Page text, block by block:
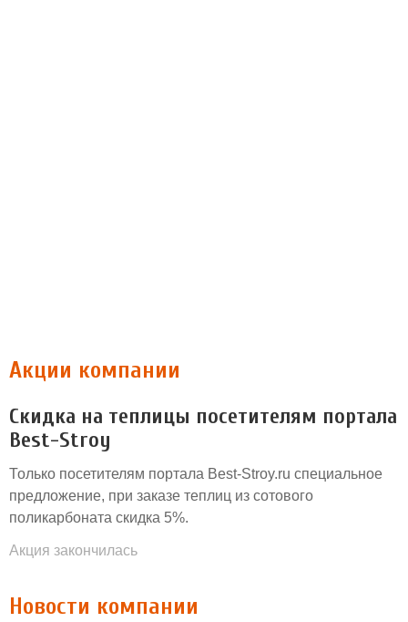
Акции компании
Скидка на теплицы посетителям портала
Best-Stroy
Только посетителям портала Best-Stroy.ru специальное
предложение, при заказе теплиц из сотового
поликарбоната скидка 5%.
Акция закончилась
Новости компании